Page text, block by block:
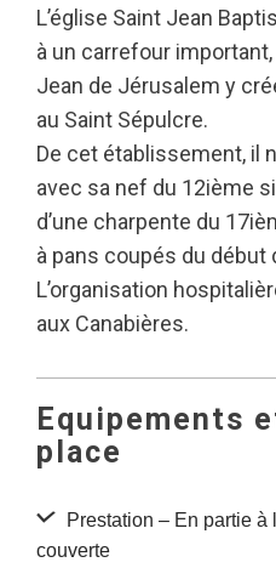
L’église Saint Jean
à un carrefour
Jean de Jérusalem y
au Saint Sépulcre.
De cet établissement, il
avec sa nef du 12ième
d’une charpente du
à pans coupés du début
L’organisation
aux Canabières.
Equipements
place
Prestation – En partie à
couverte